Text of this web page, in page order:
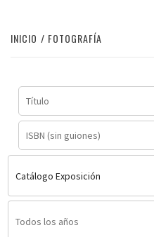
INICIO FOTOGRAFÍA
Catálogo Exposición